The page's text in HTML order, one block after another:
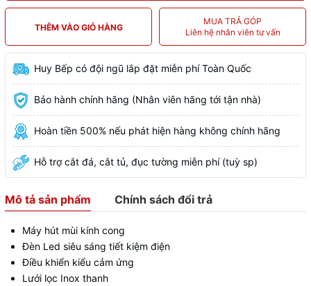
THÊM VÀO GIỎ HÀNG
MUA TRẢ GÓP
Liên hệ nhân viên tư vấn
Huy Bếp có đội ngũ lắp đặt miễn phí Toàn Quốc
Bảo hành chính hãng (Nhân viên hãng tới tận nhà)
Hoàn tiền 500% nếu phát hiện hàng không chính hãng
Hỗ trợ cắt đá, cắt tủ, đục tường miễn phí (tuỳ sp)
Mô tả sản phẩm Chính sách đổi trả
Máy hút mùi kính cong
Đèn Led siêu sáng tiết kiệm điện
Điều khiển kiểu cảm ứng
Lưới lọc Inox thanh